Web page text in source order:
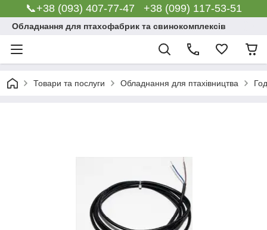
📞+38 (093) 407-77-47 +38 (099) 117-53-51
Обладнання для птахофабрик та свинокомплексів
Товари та послуги Обладнання для птахівництва